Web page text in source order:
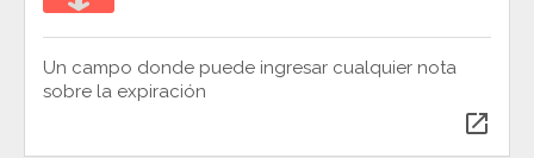
Un campo donde puede ingresar cualquier nota
sobre la expiración
open_in_new